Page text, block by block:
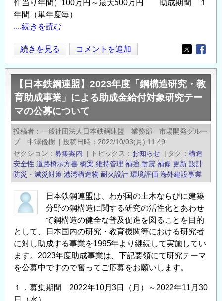
給
付
対
象
研
究
テ
ー
マ
の
公
募
に
つ
い
て
の
件当り年間）100万円～最大500万円 助成期間 １
年間（単年度毎）
....続きを読む
【日
本
鉄
鋼
連
盟】
2024
年
「鋼
構
研
究・
育
助
成
事
業」
に
続きを見る コメントを追加
Opens in
【日本鉄鋼連盟】2023年度「鋼構造研究・教
育助成事業」による助成金給付対象研究テー
マの公募について
投稿者
一般社団法人日本鉄鋼連盟 業務部 市場開発グルー
プ 中澤優樹 | 投稿日時
2022/10/03(月) 11:49
セクション
募集案内 | トピックス お知らせ | タグ
構造
安全性 道路橋示方書 橋梁 維持管理 補強 耐震 補修 更新 設計
防災・減災対策 港湾構造物 耐火設計 環境評価 海外建設事業
日本鉄鋼連盟は、わが国の土木ならびに建築
分野の鋼構造に関する研究の活性化とあわせ
て鋼構造の健全な普及促進を図ることを目的
として、日本国内の研究・教育機関等における研究者
に対し助成する事業を1995年より継続して実施してい
ます。2023年度助成事業は、下記要領にて研究テーマ
を公募中ですので奮ってご応募をお願いします。
１．募集期間 2022年10月3日（月）～2022年11月30
日（水）